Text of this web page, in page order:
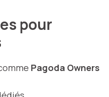
pour
Pagoda Owners